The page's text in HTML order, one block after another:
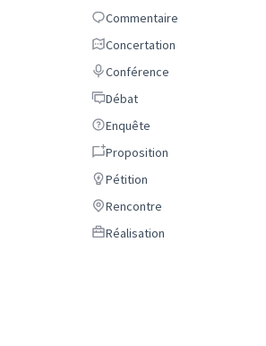
Commentaire
Commentaire
Concertation
Concertation
Conférence
Conférence
DébatDébat
Enquête
Enquête
Proposition
Proposition
Pétition
Pétition
Rencontre
Rencontre
Réalisation
Réalisation